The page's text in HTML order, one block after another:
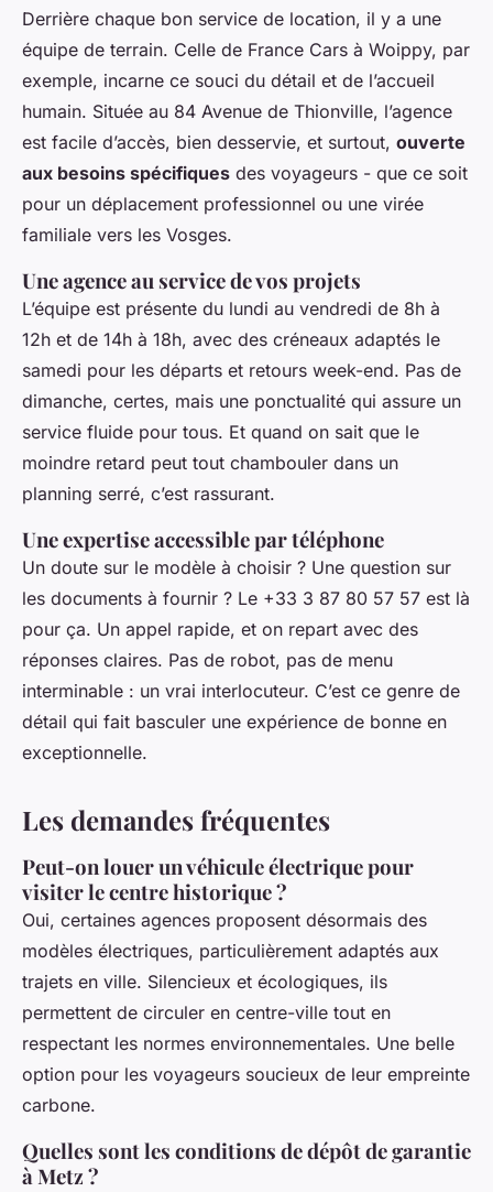
Derrière chaque bon service de location, il y a une
équipe de terrain. Celle de France Cars à Woippy, par
exemple, incarne ce souci du détail et de l’accueil
humain. Située au 84 Avenue de Thionville, l’agence
est facile d’accès, bien desservie, et surtout, ouverte
aux besoins spécifiques des voyageurs - que ce soit
pour un déplacement professionnel ou une virée
familiale vers les Vosges.
Une agence au service de vos projets
L’équipe est présente du lundi au vendredi de 8h à
12h et de 14h à 18h, avec des créneaux adaptés le
samedi pour les départs et retours week-end. Pas de
dimanche, certes, mais une ponctualité qui assure un
service fluide pour tous. Et quand on sait que le
moindre retard peut tout chambouler dans un
planning serré, c’est rassurant.
Une expertise accessible par téléphone
Un doute sur le modèle à choisir ? Une question sur
les documents à fournir ? Le +33 3 87 80 57 57 est là
pour ça. Un appel rapide, et on repart avec des
réponses claires. Pas de robot, pas de menu
interminable : un vrai interlocuteur. C’est ce genre de
détail qui fait basculer une expérience de bonne en
exceptionnelle.
Les demandes fréquentes
Peut-on louer un véhicule électrique pour
visiter le centre historique ?
Oui, certaines agences proposent désormais des
modèles électriques, particulièrement adaptés aux
trajets en ville. Silencieux et écologiques, ils
permettent de circuler en centre-ville tout en
respectant les normes environnementales. Une belle
option pour les voyageurs soucieux de leur empreinte
carbone.
Quelles sont les conditions de dépôt de garantie
à Metz ?